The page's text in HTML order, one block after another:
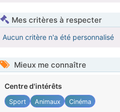
Mes critères à respecter
Aucun critère n'a été personnalisé
Mieux me connaître
Centre d'intérêts
Sport Animaux Cinéma